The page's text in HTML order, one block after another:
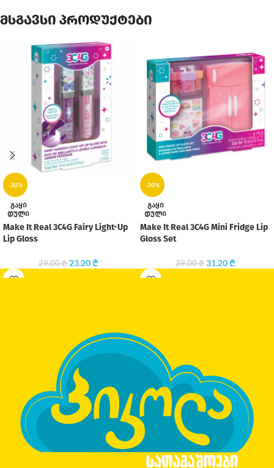
მსგავსი პროდუქტები
-20%
ᲒᲐᲧᲘ
ᲓᲣᲚᲘ
Make It Real 3C4G Fairy Light-Up
Lip Gloss
29.00₾ 23.20₾
-20%
ᲒᲐᲧᲘ
ᲓᲣᲚᲘ
Make It Real 3C4G Mini Fridge Lip
Gloss Set
39.00₾ 31.20₾